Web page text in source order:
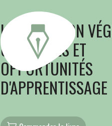
LA NUTRITION
OBSTACLES ET
OPPORTUNITÉS
D'APPRENTISSAGE